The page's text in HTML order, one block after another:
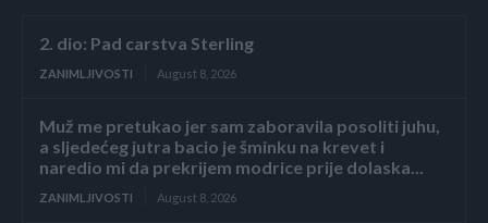
2. dio: Pad carstva Sterling
ZANIMLJIVOSTI August 8, 2026
Muž me pretukao jer sam zaboravila posoliti juhu,
a sljedećeg jutra bacio je šminku na krevet i
naredio mi da prekrijem modrice prije dolaska...
ZANIMLJIVOSTI August 8, 2026